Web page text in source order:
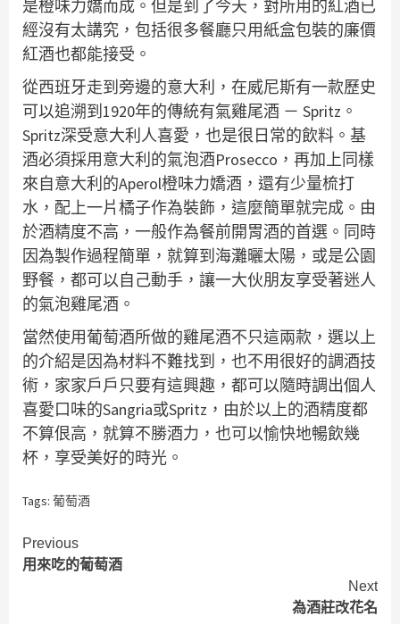
是橙味力嬌而成。但是到了今天，對所用的紅酒已
經沒有太講究，包括很多餐廳只用紙盒包裝的廉價
紅酒也都能接受。
從西班牙走到旁邊的意大利，在威尼斯有一款歷史
可以追溯到1920年的傳統有氣雞尾酒 － Spritz。
Spritz深受意大利人喜愛，也是很日常的飲料。基
酒必須採用意大利的氣泡酒Prosecco，再加上同樣
來自意大利的Aperol橙味力嬌酒，還有少量梳打
水，配上一片橘子作為裝飾，這麼簡單就完成。由
於酒精度不高，一般作為餐前開胃酒的首選。同時
因為製作過程簡單，就算到海灘曬太陽，或是公園
野餐，都可以自己動手，讓一大伙朋友享受著迷人
的氣泡雞尾酒。
當然使用葡萄酒所做的雞尾酒不只這兩款，選以上
的介紹是因為材料不難找到，也不用很好的調酒技
術，家家戶戶只要有這興趣，都可以隨時調出個人
喜愛口味的Sangria或Spritz，由於以上的酒精度都
不算佷高，就算不勝酒力，也可以愉快地暢飲幾
杯，享受美好的時光。
Tags: 葡萄酒
Continue
Reading
Previous
用來吃的葡萄酒
Next
為酒莊改花名